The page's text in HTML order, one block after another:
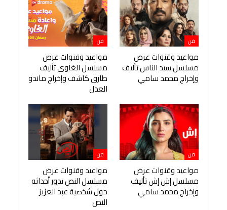
فن
مواعيد وقنوات عرض
مسلسل سيد الناس تأليف
وإخراج محمد سامي
فن
مواعيد وقنوات عرض
مسلسل الغاوي تأليف
طارق كاشف وإخراج ماندو
العدل
فن
مواعيد وقنوات عرض
مسلسل إش إش تأليف
وإخراج محمد سامي
فن
مواعيد وقنوات عرض
مسلسل النص تدور أحداثه
حول شخصية عبد العزيز
النص